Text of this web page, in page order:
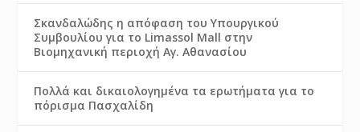
Σκανδαλώδης η απόφαση του Υπουργικού
Συμβουλίου για το Limassol Mall στην
Βιομηχανική περιοχή Αγ. Αθανασίου
Πολλά και δικαιολογημένα τα ερωτήματα για το
πόρισμα Πασχαλίδη